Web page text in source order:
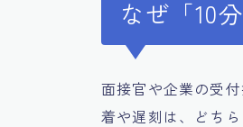
なぜ「10
面接官や企業の受
着や遅刻は、どち